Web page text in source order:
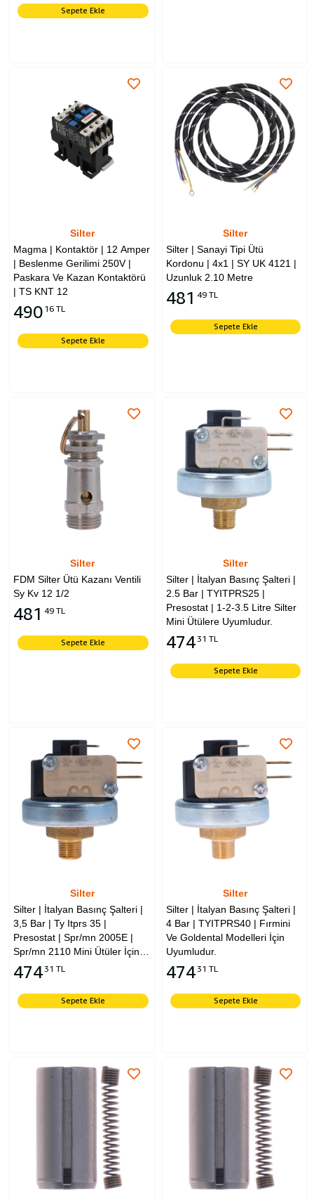
Sepete Ekle
Silter
Magma | Kontaktör | 12 Amper
| Beslenme Gerilimi 250V |
Paskara Ve Kazan Kontaktörü
| TS KNT 12
490 16 TL
Sepete Ekle
Silter
Silter | Sanayi Tipi Ütü
Kordonu | 4x1 | SY UK 4121 |
Uzunluk 2.10 Metre
481 49 TL
Sepete Ekle
Silter
FDM Silter Ütü Kazanı Ventili
Sy Kv 12 1/2
481 49 TL
Sepete Ekle
Silter
Silter | İtalyan Basınç Şalteri |
2.5 Bar | TYITPRS25 |
Presostat | 1-2-3.5 Litre Silter
Mini Ütülere Uyumludur.
47431 TL
Sepete Ekle
Silter
Silter | İtalyan Basınç Şalteri |
3,5 Bar | Ty Itprs 35 |
Presostat | Spr/mn 2005E |
Spr/mn 2110 Mini Ütüler İçin
Uyumludur.
47431 TL
Sepete Ekle
Silter
Silter | İtalyan Basınç Şalteri |
4 Bar | TYITPRS40 | Fırmini
Ve Goldental Modelleri İçin
Uyumludur.
47431 TL
Sepete Ekle